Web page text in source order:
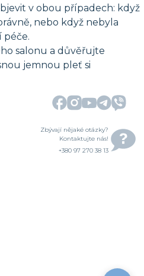
v obou případech: když
nebo když nebyla
péče.
salonu a důvěřujte
jemnou pleť si
Zbývají nějaké otázky?
Kontaktujte nás!
+380 97 270 38 13